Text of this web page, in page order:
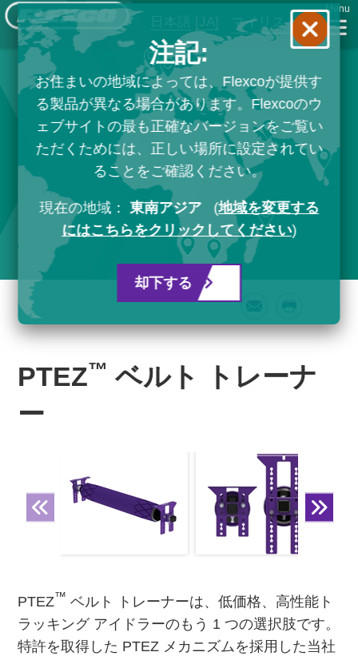
日本語 [JA] マイリスト
Menu
PTEZ™ ベルト トレーナ
ー
PTEZ™ ベルト トレーナーは、低価格、高性能ト
ラッキング アイドラーのもう 1 つの選択肢です。
特許を取得した PTEZ メカニズムを採用した当社
注記:
お住まいの地域によっては、Flexcoが提供す
る製品が異なる場合があります。Flexcoのウ
ェブサイトの最も正確なバージョンをご覧い
ただくためには、正しい場所に設定されてい
ることをご確認ください。
現在の地域： 東南アジア (地域を変更する
にはこちらをクリックしてください)
却下する